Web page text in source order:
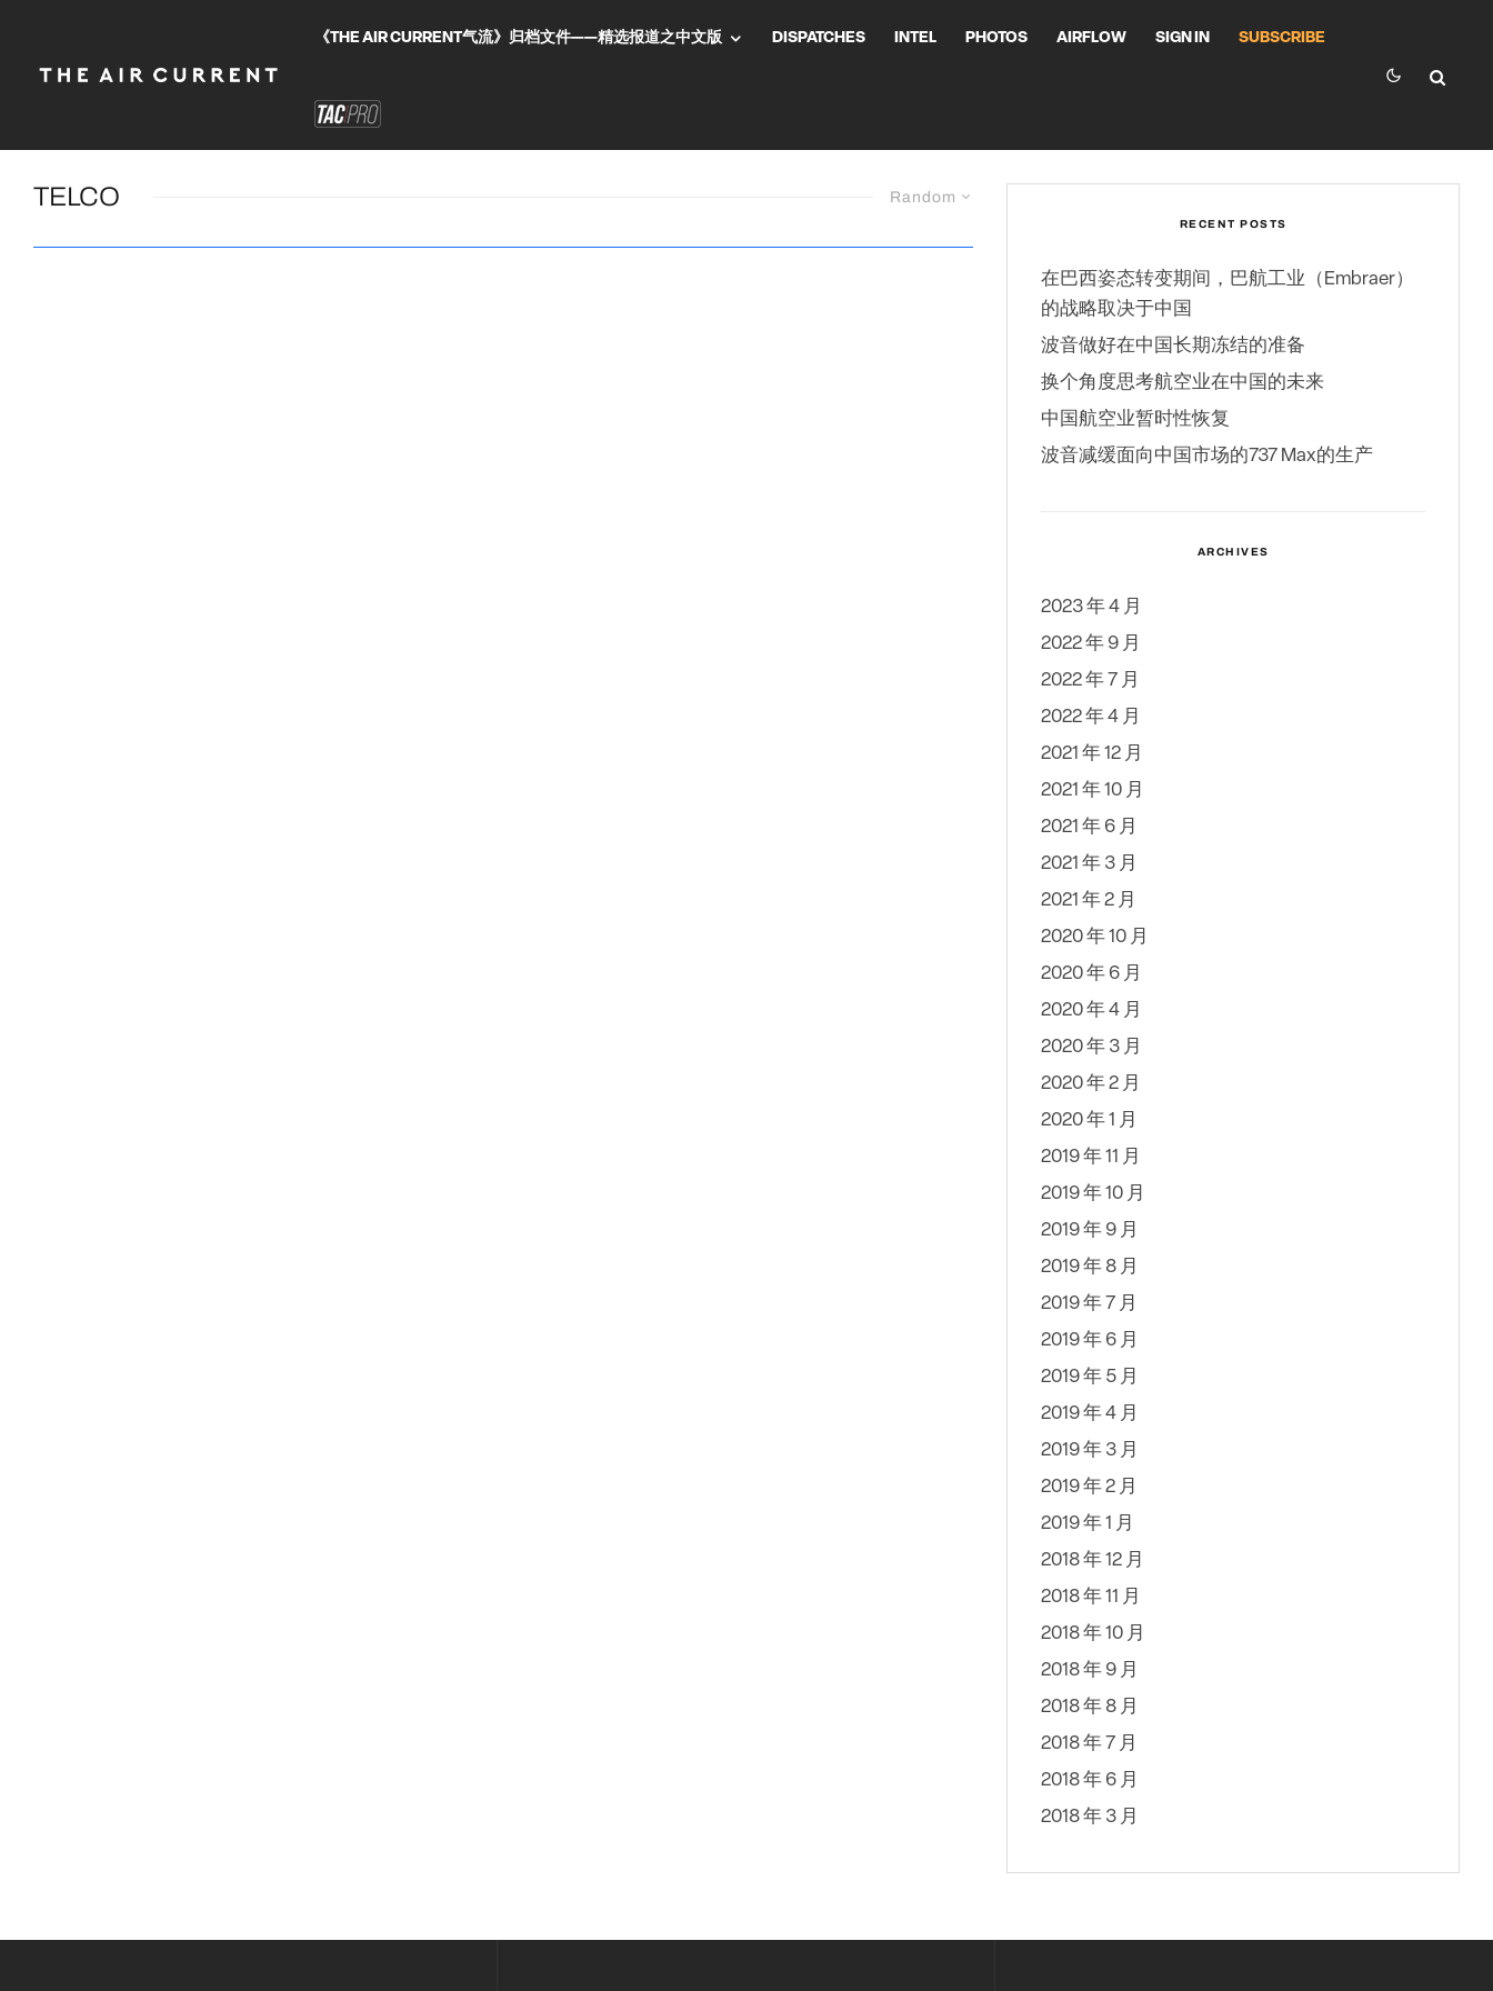
《THE AIR CURRENT气流》归档文件——精选报道之中文版 DISPATCHES INTEL PHOTOS AIRFLOW SIGN IN SUBSCRIBE
Random
TELCO
RECENT POSTS
在巴西姿态转变期间，巴航工业（Embraer）
的战略取决于中国
波音做好在中国长期冻结的准备
换个角度思考航空业在中国的未来
中国航空业暂时性恢复
波音减缓面向中国市场的737 Max的生产
ARCHIVES
2023 年 4 月
2022 年 9 月
2022 年 7 月
2022 年 4 月
2021 年 12 月
2021 年 10 月
2021 年 6 月
2021 年 3 月
2021 年 2 月
2020 年 10 月
2020 年 6 月
2020 年 4 月
2020 年 3 月
2020 年 2 月
2020 年 1 月
2019 年 11 月
2019 年 10 月
2019 年 9 月
2019 年 8 月
2019 年 7 月
2019 年 6 月
2019 年 5 月
2019 年 4 月
2019 年 3 月
2019 年 2 月
2019 年 1 月
2018 年 12 月
2018 年 11 月
2018 年 10 月
2018 年 9 月
2018 年 8 月
2018 年 7 月
2018 年 6 月
2018 年 3 月